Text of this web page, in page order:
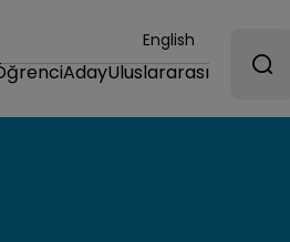
English
AdayUluslararası